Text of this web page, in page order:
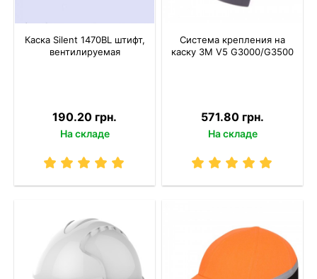
Каска Silent 1470BL штифт,
вентилируемая
190.20 грн.
На складе
Система крепления на
каску 3M V5 G3000/G3500
571.80 грн.
На складе